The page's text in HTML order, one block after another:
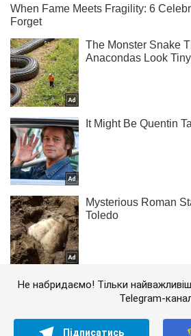
Не набридаємо! Тільки
Telegram-
Підписатись